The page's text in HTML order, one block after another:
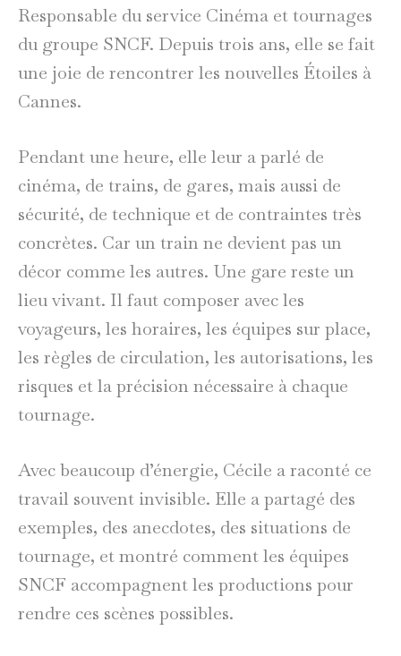
Responsable du service Cinéma et tournages
du groupe SNCF. Depuis trois ans, elle se fait
une joie de rencontrer les nouvelles Étoiles à
Cannes.
Pendant une heure, elle leur a parlé de
cinéma, de trains, de gares, mais aussi de
sécurité, de technique et de contraintes très
concrètes. Car un train ne devient pas un
décor comme les autres. Une gare reste un
lieu vivant. Il faut composer avec les
voyageurs, les horaires, les équipes sur place,
les règles de circulation, les autorisations, les
risques et la précision nécessaire à chaque
tournage.
Avec beaucoup d’énergie, Cécile a raconté ce
travail souvent invisible. Elle a partagé des
exemples, des anecdotes, des situations de
tournage, et montré comment les équipes
SNCF accompagnent les productions pour
rendre ces scènes possibles.